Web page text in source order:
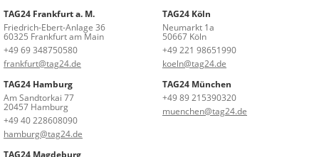
TAG24 Frankfurt a. M.
Friedrich-Ebert-Anlage 36
60325 Frankfurt am Main
+49 69 348750580
frankfurt@tag24.de
TAG24 Köln
Neumarkt 1a
50667 Köln
+49 221 98651990
koeln@tag24.de
TAG24 Hamburg
Am Sandtorkai 77
20457 Hamburg
+49 40 228608090
hamburg@tag24.de
TAG24 München
+49 89 215390320
muenchen@tag24.de
TAG24 Magdeburg